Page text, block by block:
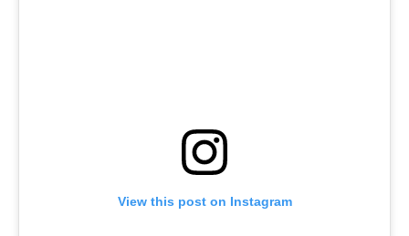
View this post on Instagram